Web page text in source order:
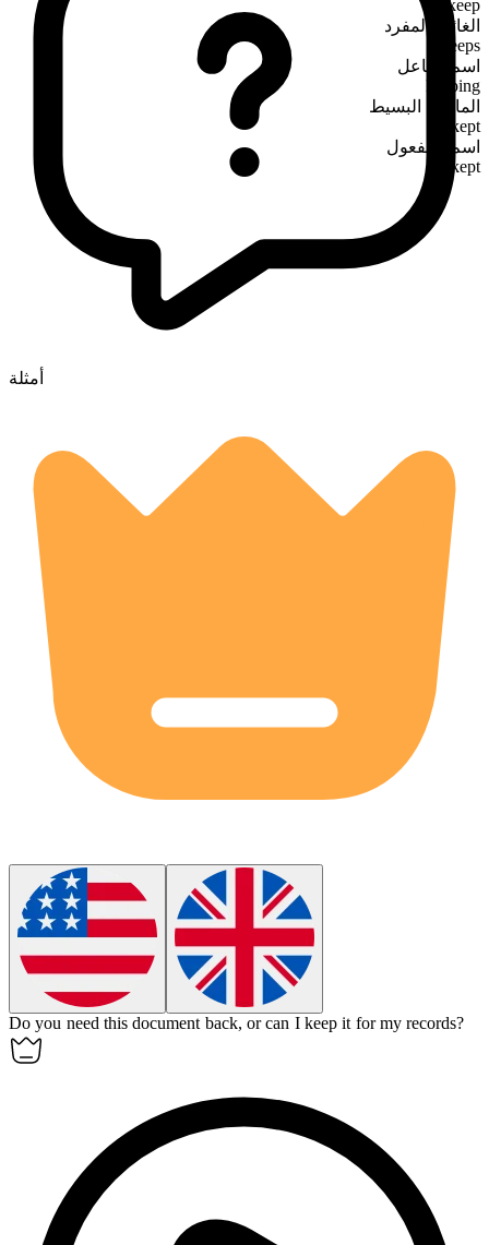
keep
الغائب المفرد
keeps
اسم الفاعل
keeping
الماضي البسيط
kept
اسم المفعول
kept
أمثلة
Do you need this document back, or can I keep it for my records?